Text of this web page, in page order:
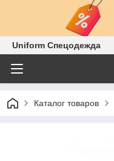
Uniform Спецодежда
Каталог товаров